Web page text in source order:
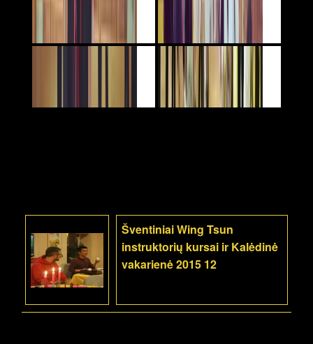
Šventiniai Wing Tsun
instruktorių kursai ir Kalėdinė
vakarienė 2015 12